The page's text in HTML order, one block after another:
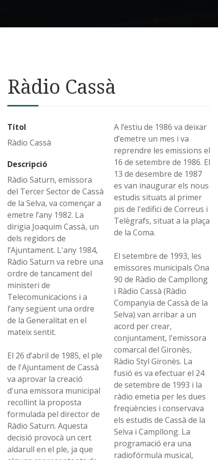
Ràdio Cassà
Títol
Ràdio Cassà
Descripció
Ràdio Saturn, emissora
del Tercer Sector de Cassà
de la Selva, va començar a
emetre l’any 1982. La
dirigia Joaquim Cassà, un
dels regidors de
l’Ajuntament. L'any 1984,
Ràdio Saturn va rebre una
ordre de tancament del
ministeri de
Telecomunicacions i a
l’any següent una ordre
de la Generalitat en el
mateix sentit.
El 26 d’abril de 1985, el ple
de l'Ajuntament de Cassà
va aprovar la creació
d'una emissora municipal
recollint la proposta
formulada pel director de
Ràdio Saturn. Aquesta
decisió provocà un cert
aldarull en el ple, ja que
A l’estiu de 1986 va deixar
d’emetre un mes i va
reprendre les emissions el
16 de setembre de 1986. El
13 de desembre de 1987
es van inaugurar els nous
estudis situats al primer
pis de l'edifici de Correus i
Telègrafs, situat a la plaça
de la Coma.
El setembre de 1993, les
emissores municipals Ona
90 de Ràdio de Campllong
i Ràdio Cassà (Ràdio
Companyia de Cassà de la
Selva) van arribar a un
acord per crear,
conjuntament, l'emissora
comarcal del Gironès,
Ràdio Styl Gironès. La
fusió es va efectuar el 24
de setembre de 1993 i la
ràdio emetia per les dues
freqüències i conservava
els estudis de Cassà de la
Selva i Campllong. La
programació era una
radiofórmula musical,